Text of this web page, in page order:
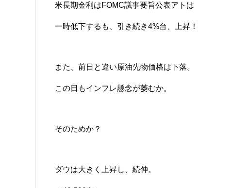
米長期金利はFOMC議事要旨公表アトは
一時低下するも、引き続き4%台、上昇！
また、前日と違い原油先物価格は下落。
この日もインフレ懸念が萎むか。
そのためか？
ダウは大きく上昇し、続伸。